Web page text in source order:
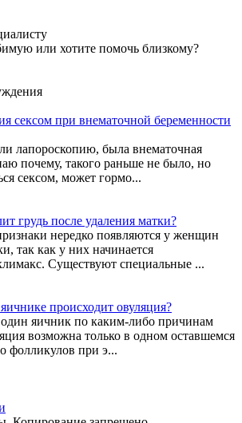
или хотите помочь близкому?
сексом при внематочной беременности
лапороскопию, была внематочная
почему, такого раньше не было, но
сексом, может гормо...
грудь после удаления матки?
нередко появляются у женщин
так как у них начинается
Существуют специальные ...
происходит овуляция?
один яичник по каким-либо причинам
возможна только в одном оставшемся
фолликулов при э...